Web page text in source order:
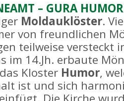
– GURA
Moldauklöster.
von freundlichen
teilweise versteckt
im 14.Jh. erbaute
Kloster Humor,
ist und sich